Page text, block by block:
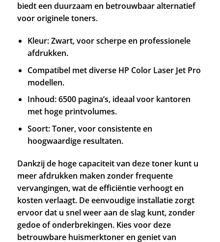
biedt een duurzaam en betrouwbaar alternatief
voor originele toners.
Kleur: Zwart, voor scherpe en professionele
afdrukken.
Compatibel met diverse HP Color Laser Jet Pro
modellen.
Inhoud: 6500 pagina’s, ideaal voor kantoren
met hoge printvolumes.
Soort: Toner, voor consistente en
hoogwaardige resultaten.
Dankzij de hoge capaciteit van deze toner kunt u
meer afdrukken maken zonder frequente
vervangingen, wat de efficiëntie verhoogt en
kosten verlaagt. De eenvoudige installatie zorgt
ervoor dat u snel weer aan de slag kunt, zonder
gedoe of onderbrekingen. Kies voor deze
betrouwbare huismerktoner en geniet van